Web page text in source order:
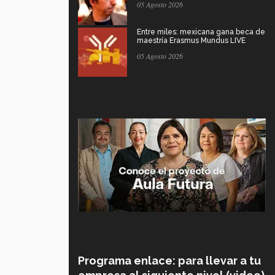
05 Agosto 2026
Entre miles: mexicana gana beca de
maestría Erasmus Mundus LIVE
05 Agosto 2026
Programa enlace: para llevar a tu